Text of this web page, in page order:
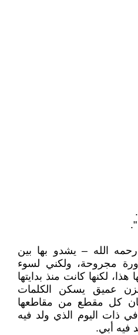
الله – يشدو بها بين
مجروحة، ولكني لسوء
هذا، لكنها كانت منذ بدايتها
عميق يسكن الكلمات
كل مقطع من مقاطعها
ذات اليوم الذي ولد فيه
فيه أبي.